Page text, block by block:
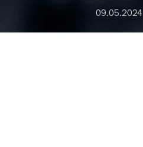
09.05.2024